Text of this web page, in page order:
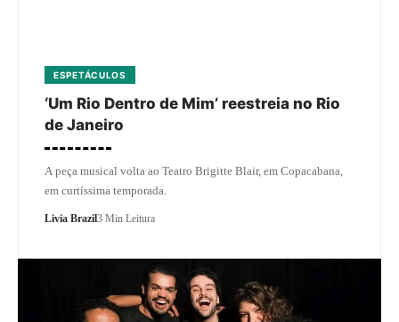
ESPETÁCULOS
‘Um Rio Dentro de Mim’ reestreia no Rio
de Janeiro
A peça musical volta ao Teatro Brigitte Blair, em Copacabana,
em curtíssima temporada.
Livia Brazil3 Min Leitura